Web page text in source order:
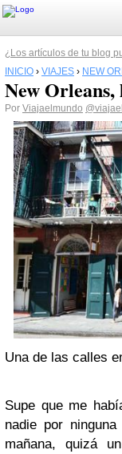
¿Los artículos de tu blog
INICIO › VIAJES › NEW
New
Por Viajaelmundo
Una de las calles
Supe que me
nadie por
mañana, quizá